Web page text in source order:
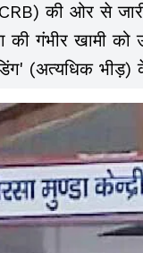
की ओर से
गंभीर खामी को
(अत्यधिक
क्षमता को